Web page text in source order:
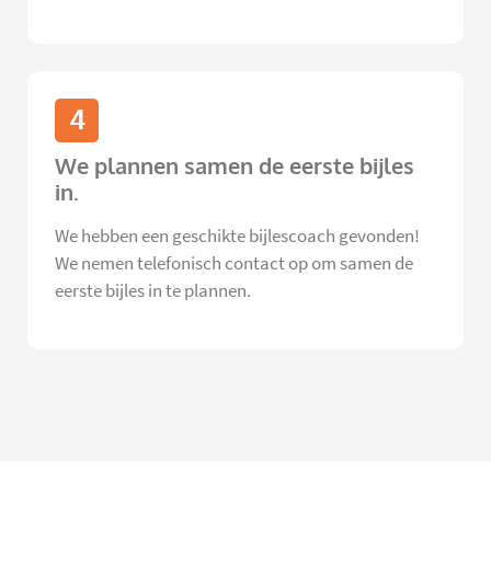
4
We plannen samen de eerste bijles
in.
We hebben een geschikte bijlescoach gevonden!
We nemen telefonisch contact op om samen de
eerste bijles in te plannen.